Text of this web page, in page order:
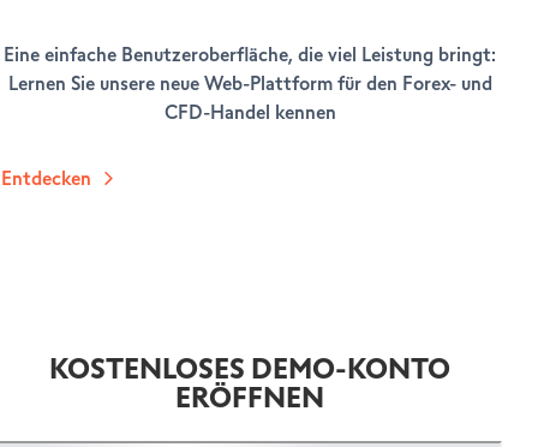
Eine einfache Benutzeroberfläche, die viel Leistung bringt:
Lernen Sie unsere neue Web-Plattform für den Forex- und
CFD-Handel kennen
Entdecken
KOSTENLOSES DEMO-KONTO
ERÖFFNEN